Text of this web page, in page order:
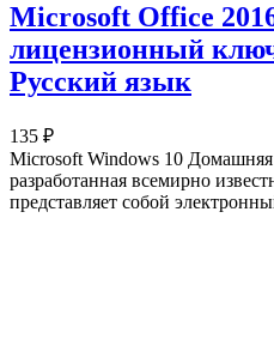
Microsoft Office
лицензионный
Русский язык
135 ₽
Microsoft Windows 10 Домашняя
разработанная всемирно
представляет собой